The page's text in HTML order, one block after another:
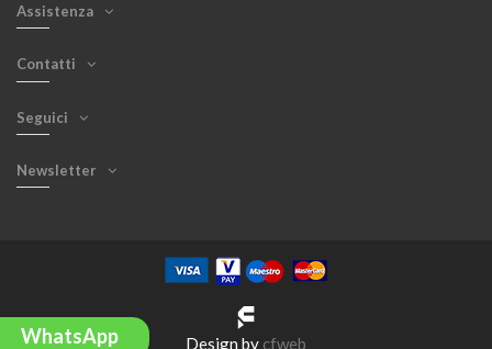
WhatsApp
Assistenza
Contatti
Seguici
Newsletter
Design by cfweb